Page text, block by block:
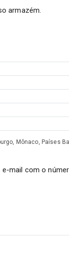
armazém.
Mônaco, Países
mail com o